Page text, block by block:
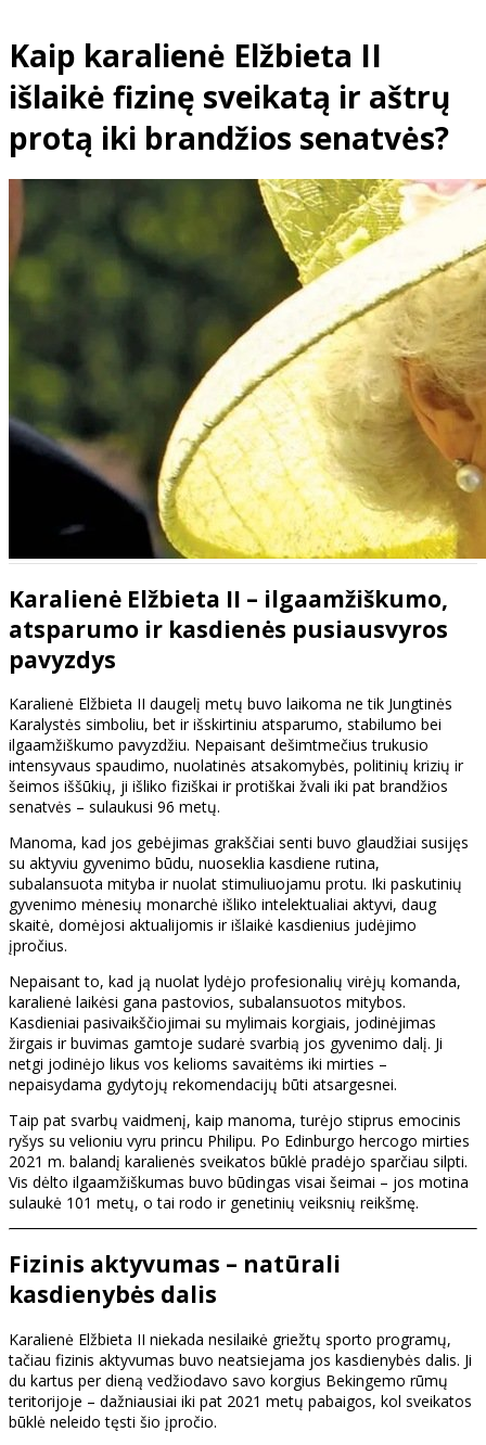
Kaip karalienė Elžbieta II
išlaikė fizinę sveikatą ir aštrų
protą iki brandžios senatvės?
Karalienė Elžbieta II – ilgaamžiškumo,
atsparumo ir kasdienės pusiausvyros
pavyzdys
Karalienė Elžbieta II daugelį metų buvo laikoma ne tik Jungtinės
Karalystės simboliu, bet ir išskirtiniu atsparumo, stabilumo bei
ilgaamžiškumo pavyzdžiu. Nepaisant dešimtmečius trukusio
intensyvaus spaudimo, nuolatinės atsakomybės, politinių krizių ir
šeimos iššūkių, ji išliko fiziškai ir protiškai žvali iki pat brandžios
senatvės – sulaukusi 96 metų.
Manoma, kad jos gebėjimas grakščiai senti buvo glaudžiai susijęs
su aktyviu gyvenimo būdu, nuoseklia kasdiene rutina,
subalansuota mityba ir nuolat stimuliuojamu protu. Iki paskutinių
gyvenimo mėnesių monarchė išliko intelektualiai aktyvi, daug
skaitė, domėjosi aktualijomis ir išlaikė kasdienius judėjimo
įpročius.
Nepaisant to, kad ją nuolat lydėjo profesionalių virėjų komanda,
karalienė laikėsi gana pastovios, subalansuotos mitybos.
Kasdieniai pasivaikščiojimai su mylimais korgiais, jodinėjimas
žirgais ir buvimas gamtoje sudarė svarbią jos gyvenimo dalį. Ji
netgi jodinėjo likus vos kelioms savaitėms iki mirties –
nepaisydama gydytojų rekomendacijų būti atsargesnei.
Taip pat svarbų vaidmenį, kaip manoma, turėjo stiprus emocinis
ryšys su velioniu vyru princu Philipu. Po Edinburgo hercogo mirties
2021 m. balandį karalienės sveikatos būklė pradėjo sparčiau silpti.
Vis dėlto ilgaamžiškumas buvo būdingas visai šeimai – jos motina
sulaukė 101 metų, o tai rodo ir genetinių veiksnių reikšmę.
Fizinis aktyvumas – natūrali
kasdienybės dalis
Karalienė Elžbieta II niekada nesilaikė griežtų sporto programų,
tačiau fizinis aktyvumas buvo neatsiejama jos kasdienybės dalis. Ji
du kartus per dieną vedžiodavo savo korgius Bekingemo rūmų
teritorijoje – dažniausiai iki pat 2021 metų pabaigos, kol sveikatos
būklė neleido tęsti šio įpročio.